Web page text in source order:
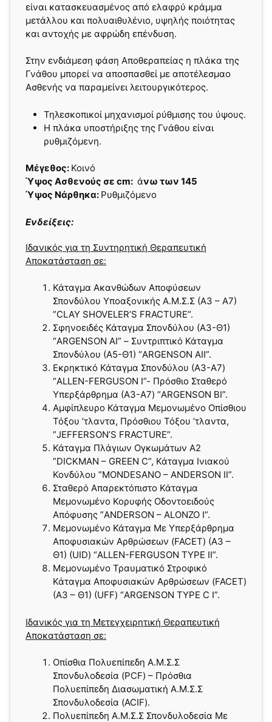
είναι κατασκευασμένος από ελαφρύ κράμμα
μετάλλου και πολυαιθυλένιο, υψηλής ποιότητας
και αντοχής με αφρώδη επένδυση.
Στην ενδιάμεση φάση Αποθεραπείας η πλάκα της
Γνάθου μπορεί να αποσπασθεί με αποτέλεσμαο
Ασθενής να παραμείνει λειτουργικότερος.
Τηλεσκοπικοί μηχανισμοί ρύθμισης του ύψους.
Η πλάκα υποστήριξης της Γνάθου είναι
ρυθμιζόμενη.
Μέγεθος: Κοινό
Ύψος Ασθενούς σε cm: άνω των 145
Ύψος Νάρθηκα: Ρυθμιζόμενο
Ενδείξεις:
Ιδανικός για τη Συντηρητική Θεραπευτική
Αποκατάσταση σε:
Κάταγμα Ακανθώδων Αποφύσεων
Σπονδύλου Υποαξονικής Α.Μ.Σ.Σ (Α3 – Α7)
”CLAY SHOVELER’S FRACTURE”.
Σφηνοειδές Κάταγμα Σπονδύλου (Α3-Θ1)
“ARGENSON AI” – Συντριπτικό Κάταγμα
Σπονδύλου (Α5-Θ1) “ARGENSON AIΙ”.
Εκρηκτικό Κάταγμα Σπονδύλου (Α3-A7)
“ALLEN-FERGUSON I”- Πρόσθιο Σταθερό
Υπερξάρθρημα (Α3-A7) “ARGENSON BI”.
Αμφίπλευρο Κάταγμα Μεμονωμένο Οπίσθιου
Τόξου ’τλαντα, Πρόσθιου Τόξου ’τλαντα,
”JEFFERSON’S FRACTURE”.
Κάταγμα Πλάγιων Ογκωμάτων Α2
”DICKMAN – GREEN C”, Κάταγμα Ινιακού
Κονδύλου ”MONDESANO – ANDERSON II”.
Σταθερό Απαρεκτόπιστο Κάταγμα
Μεμονωμένο Κορυφής Οδοντοειδούς
Απόφυσης ”ANDERSON – ALONZO Ι”.
Μεμονωμένο Κάταγμα Με Υπερξάρθρημα
Αποφυσιακών Αρθρώσεων (FACET) (Α3 –
Θ1) (UID) “ALLEN-FERGUSON TYPE ΙI”.
Μεμονωμένο Τραυματικό Στροφικό
Κάταγμα Αποφυσιακών Αρθρώσεων (FACET)
(Α3 – Θ1) (UFF) “ARGENSON TYPE C I”.
Ιδανικός για τη Μετεγχειρητική Θεραπευτική
Αποκατάσταση σε:
Οπίσθια Πολυεπίπεδη Α.Μ.Σ.Σ
Σπονδυλοδεσία (PCF) – Πρόσθια
Πολυεπίπεδη Διασωματική Α.Μ.Σ.Σ
Σπονδυλοδεσία (ACIF).
Πολυεπίπεδη Α.Μ.Σ.Σ Σπονδυλοδεσία Με